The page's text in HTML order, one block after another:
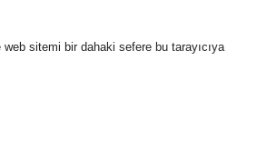
web sitemi bir dahaki sefere bu tarayıcıya